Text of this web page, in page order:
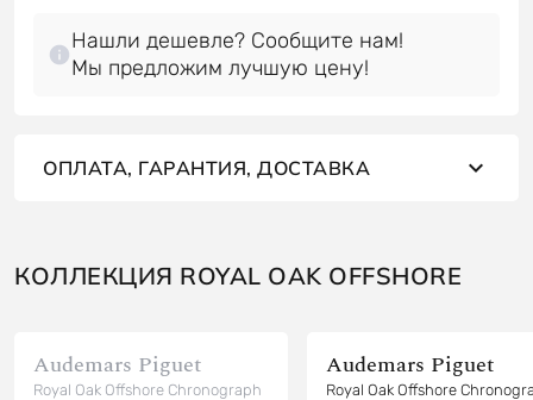
Нашли дешевле? Сообщите нам!
Мы предложим лучшую цену!
ОПЛАТА, ГАРАНТИЯ, ДОСТАВКА
КОЛЛЕКЦИЯ ROYAL OAK OFFSHORE
Audemars Piguet
Royal Oak Offshore Chronograph
Audemars Piguet
Royal Oak Offshore Chronograph